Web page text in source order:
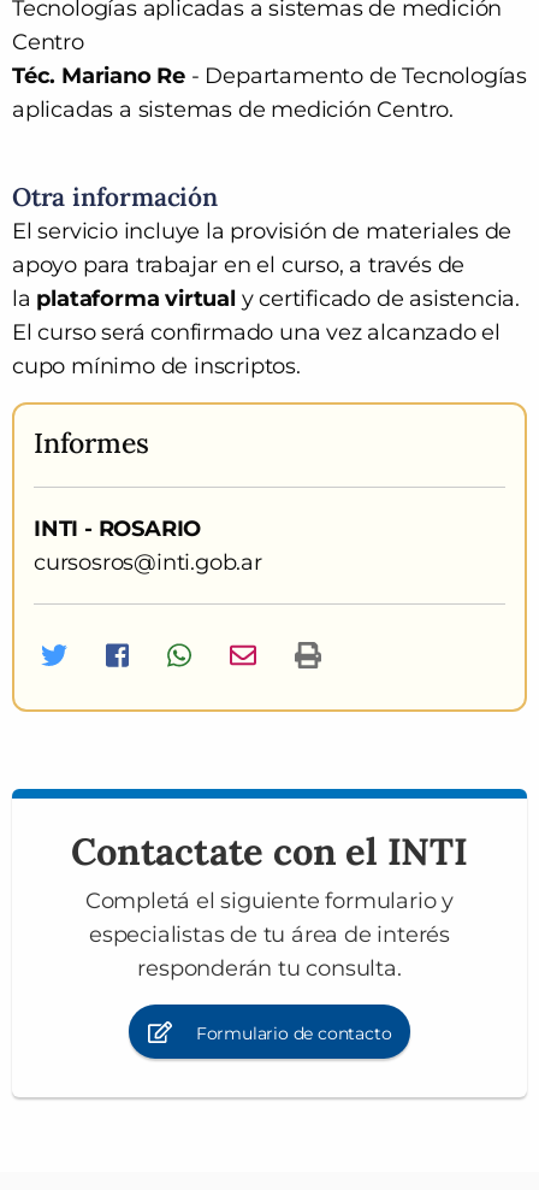
Tecnologías aplicadas a sistemas de medición
Centro
Téc. Mariano Re - Departamento de Tecnologías
aplicadas a sistemas de medición Centro.
Otra información
El servicio incluye la provisión de materiales de
apoyo para trabajar en el curso, a través de
la plataforma virtual ycertificado de asistencia.
El curso será confirmado una vez alcanzado el
cupo mínimo de inscriptos.
Informes
INTI - ROSARIO
cursosros@inti.gob.ar
Twitter FacebookWhatsapp Imprimir curso
Contactate con el INTI
Completá el siguiente formulario y
especialistas de tu área de interés
responderán tu consulta.
Formulario de contacto